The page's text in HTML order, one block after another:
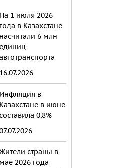
На 1 июля 2026
года в Казахстане
насчитали 6 млн
единиц
автотранспорта
16.07.2026
Инфляция в
Казахстане в июне
составила 0,8%
07.07.2026
Жители страны в
мае 2026 года